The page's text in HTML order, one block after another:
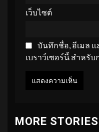
เว็บไซต์
บันทึกชื่อ, อีเมล
เบราว์เซอร์นี้ สำหรั
MORE STORIES